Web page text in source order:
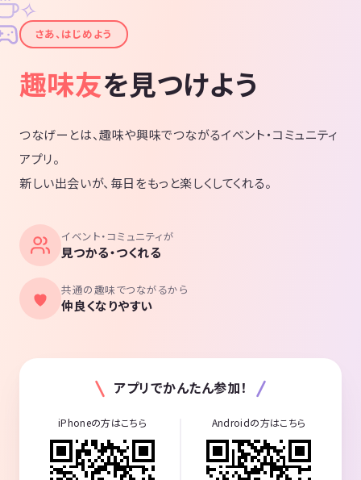
✦
✧
さあ、はじめよう
趣味友を見つけよう
つなげーとは、趣味や興味でつながるイベント・コミュニティ
アプリ。
新しい出会いが、毎日をもっと楽しくしてくれる。
イベント・コミュニティが
見つかる・つくれる
共通の趣味でつながるから
仲良くなりやすい
アプリでかんたん参加！
iPhoneの方はこちら Androidの方はこちら